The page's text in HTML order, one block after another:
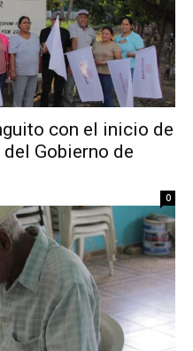
con el inicio de
Gobierno de
0